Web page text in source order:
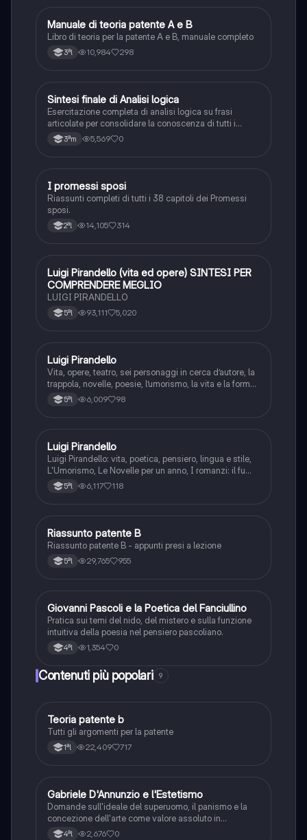
Italiano
Manuale di teoria patente A e B
Libro di teoria per la patente A e B, manuale completo
3ªl 10,984 298
SItaliano
Sintesi finale di Analisi logica
Esercitazione completa di analisi logica su frasi
articolate per consolidare la conoscenza di tutti i
complementi.
3ªm 5,569 0
Italiano
I promessi sposi
Riassunti completi di tutti i 38 capitoli dei Promessi
sposi.
2ªl 14,105 314
Italiano
Luigi Pirandello (vita ed opere) SINTESI PER
COMPRENDERE MEGLIO
LUIGI PIRANDELLO
5ªl 93,111 5,020
Italiano
Luigi Pirandello
Vita, opere, teatro, sei personaggi in cerca d’autore, la
trappola, novelle, poesie, l’umorismo, la vita e la forma,
frantumazione dell’Io, la civiltà moderna e
l’alienazione, il treno ha fischiato, canta l’epistola, i
5ªl 6,009 98
Italiano
Luigi Pirandello
Luigi Pirandello: vita, poetica, pensiero, lingua e stile,
L'Umorismo, Le Novelle per un anno, I romanzi: il fu
Mattia Pascal, Quaderni di Serafino Gubbio operatore;
Uno, nessuno e centomila; il teatro: Sei personaggi in
5ªl 6,117 118
Italiano
Riassunto patente B
Riassunto patente B - appunti presi a lezione
5ªl 29,765 955
GItaliano
Giovanni Pascoli e la Poetica del Fanciullino
Pratica sui temi del nido, del mistero e sulla funzione
intuitiva della poesia nel pensiero pascoliano.
4ªl 1,354 0
Contenuti più popolari 9
Altro
Teoria patente b
Tutti gli argomenti per la patente
1ªl 22,409 717
GItaliano
Gabriele D'Annunzio e l'Estetismo
Domande sull'ideale del superuomo, il panismo e la
concezione dell'arte come valore assoluto in
D'Annunzio.
4ªl 2,676 0